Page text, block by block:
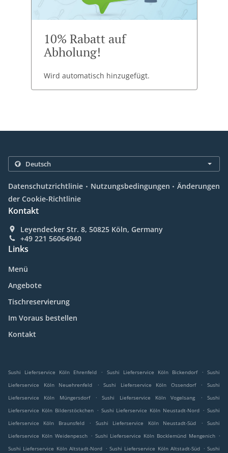
10% Rabatt auf
Abholung!
Wird automatisch hinzugefügt.
Datenschutzrichtlinie . Nutzungsbedingungen . Änderungen
der Cookie-Richtlinie
Kontakt
Leyendecker Str. 8, 50825 Köln, Germany
+49 221 56064940
Links
Menü
Angebote
Tischreservierung
Im Voraus bestellen
Kontakt
Sushi Lieferservice Köln Ehrenfeld . Sushi Lieferservice Köln Bickendorf . Sushi
Lieferservice Köln Neuehrenfeld
. Sushi Lieferservice Köln Ossendorf .
Sushi
Lieferservice Köln Müngersdorf
. Sushi Lieferservice Köln Vogelsang .
Sushi
Lieferservice Köln Bilderstöckchen . Sushi Lieferservice Köln Neustadt-Nord . Sushi
Lieferservice Köln Braunsfeld
. Sushi Lieferservice Köln Neustadt-Süd .
Sushi
Lieferservice Köln Weidenpesch . Sushi Lieferservice Köln Bocklemünd Mengenich .
Sushi Lieferservice Köln Altstadt-Nord . Sushi Lieferservice Köln Altstadt-Süd . Sushi